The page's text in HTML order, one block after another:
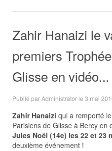
Zahir Hanaizi le
premiers
Glisse en vidéo...
Publié par Administrator le 3 mai
Zahir Hanaizi qui a remporté
Parisiens de Glisse à Bercy en
Jules Noël (14e) les 22 et 23
deuxième événement !